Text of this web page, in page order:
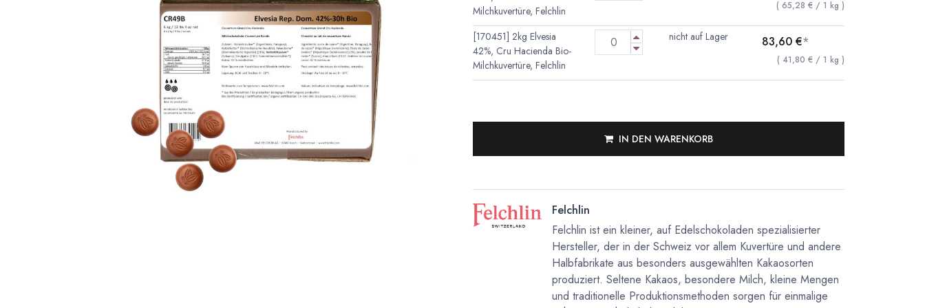
Milchkuvertüre, Felchlin
( 65,28 € / 1 kg )
[170451] 2kg Elvesia
42%, Cru Hacienda Bio-
Milchkuvertüre, Felchlin
nicht auf Lager 83,60 €*
( 41,80 € / 1 kg )
IN DEN WARENKORB
Felchlin
Felchlin ist ein kleiner, auf Edelschokoladen spezialisierter
Hersteller, der in der Schweiz vor allem Kuvertüre und andere
Halbfabrikate aus besonders ausgewählten Kakaosorten
produziert. Seltene Kakaos, besondere Milch, kleine Mengen
und traditionelle Produktionsmethoden sorgen für einmalige